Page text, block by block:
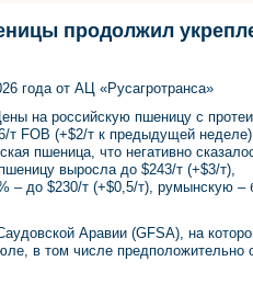
продолжил
года от АЦ «Русагротранса»
на российскую пшеницу с
т FOB (+$2/т к предыдущей
пшеница, что негативно
выросла до $243/т (+$3/т),
– до $230/т (+$0,5/т), румынскую –
Аравии (GFSA), на
в том числе предположительно